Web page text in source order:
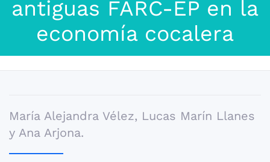
antiguas FARC-EP en la
economía cocalera
María Alejandra Vélez, Lucas Marín Llanes
y Ana Arjona.